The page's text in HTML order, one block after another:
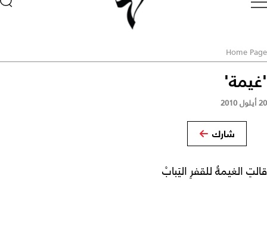
Home Page
'غيمة'
20 أيلول 2010
شارك
قالتِ الغيمةُ للقفرِ اليَبابْ